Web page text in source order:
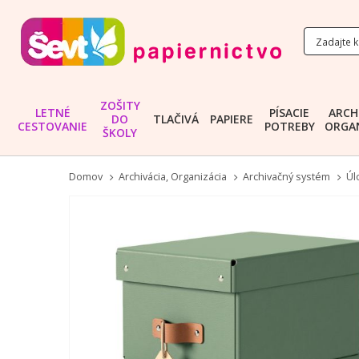
LETNÉ
CESTOVANIE
ZOŠITY
DO
ŠKOLY
TLAČIVÁ PAPIERE
PÍSACIE
POTREBY
Domov Archivácia, Organizácia Archivačný systém